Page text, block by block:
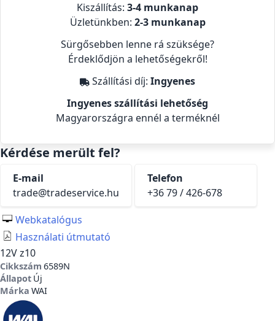
Cikkszám 6589N
Állapot Új
Márka WAI
12V z10
Webkatalógus
Használati útmutató
Kérdése merült fel?
E-mail
trade@tradeservice.hu
Telefon
+36 79 / 426-678
Kiszállítás: 3-4 munkanap
Üzletünkben: 2-3 munkanap
Sürgősebben lenne rá szüksége?
Érdeklődjön a lehetőségekről!
Szállítási díj: Ingyenes
Ingyenes szállítási lehetőség
Magyarországra ennél a terméknél